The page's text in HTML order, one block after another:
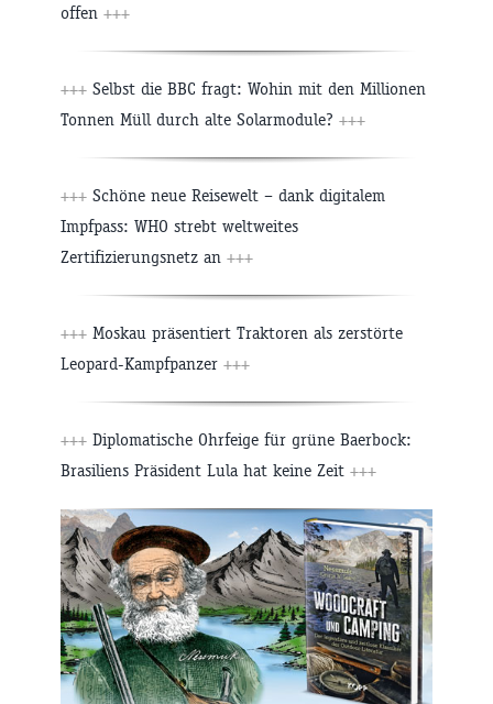
offen +++
+++ Selbst die BBC fragt: Wohin mit den Millionen
Tonnen Müll durch alte Solarmodule? +++
+++ Schöne neue Reisewelt – dank digitalem
Impfpass: WHO strebt weltweites
Zertifizierungsnetz an +++
+++ Moskau präsentiert Traktoren als zerstörte
Leopard-Kampfpanzer +++
+++ Diplomatische Ohrfeige für grüne Baerbock:
Brasiliens Präsident Lula hat keine Zeit +++